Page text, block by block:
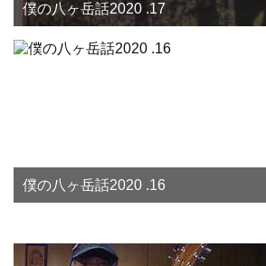
僕の八ヶ岳話2020 .17
僕の八ヶ岳話2020 .16